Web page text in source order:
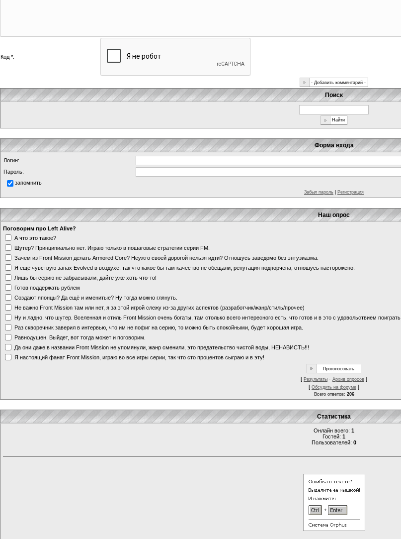
Код *:
Поиск
Форма входа
Логин:
Пароль:
запомнить
Забыл пароль Регистрация
Наш опрос
Поговорим про Left Alive?
А что это такое?
Шутер? Принципиально нет. Играю только в пошаговые стратегии серии FM.
Зачем из Front Mission делать Armored Core? Неужто своей дорогой нельзя идти? Отношусь заведомо без энтузиазма.
Я ещё чувствую запах Evolved в воздухе, так что какое бы там качество не обещали, репутация подпорчена, отношусь насторожено.
Лишь бы серию не забрасывали, дайте уже хоть что-то!
Готов поддержать рублем
Создают японцы? Да ещё и именитые? Ну тогда можно глянуть.
Не важно Front Mission там или нет, я за этой игрой слежу из-за других аспектов (разработчик/жанр/стиль/прочее)
Ну и ладно, что шутер. Вселенная и стиль Front Mission очень богаты, там столько всего интересного есть, что готов и в это с удовольствием поиграть.
Раз скворечник заверил в интервью, что им не пофиг на серию, то можно быть спокойными, будет хорошая игра.
Равнодушен. Выйдет, вот тогда может и поговорим.
Да они даже в названии Front Mission не упомянули, жанр сменили, это предательство чистой воды, НЕНАВИСТЬ!!!
Я настоящий фанат Front Mission, играю во все игры серии, так что сто процентов сыграю и в эту!
[ Результаты · Архив опросов ]
[ Обсудить на форуме ]
Всего ответов: 206
Статистика
Онлайн всего: 1
Гостей: 1
Пользователей: 0